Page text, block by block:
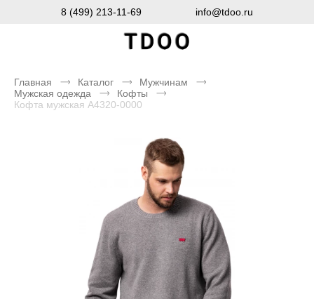
8 (499) 213-11-69 info@tdoo.ru
Главная Каталог
Мужчинам
Мужская одежда
Кофты
Кофта мужская A4320-0000